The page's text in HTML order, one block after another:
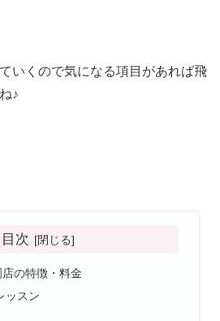
いくので気になる項目があれば飛
♪
目次
の特徴・料金
ッスン